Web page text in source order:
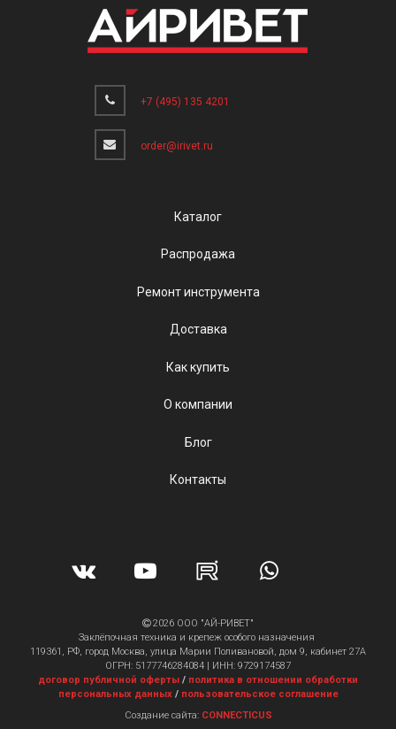
+7 (495) 135 4201
order@irivet.ru
Каталог
Распродажа
Ремонт инструмента
Доставка
Как купить
О компании
Блог
Контакты
2026 ООО "АЙ-РИВЕТ"
Заклёпочная техника и крепеж особого назначения
119361, РФ, город Москва, улица Марии Поливановой, дом 9, кабинет 27А
ОГРН: 5177746284084 | ИНН: 9729174587
договор публичной оферты / политика в отношении обработки
персональных данных/ пользовательское соглашение
Создание сайта: CONNECTICUS